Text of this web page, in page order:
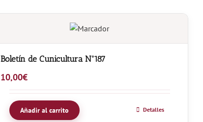
Boletín de Cunicultura Nº187
10,00€
Añadir al carrito Detalles